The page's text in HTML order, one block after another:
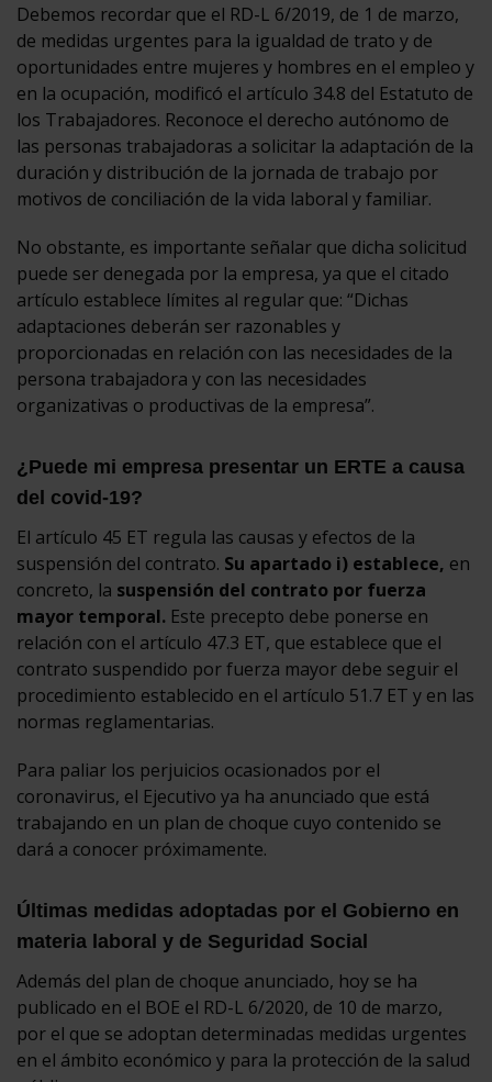
Debemos recordar que el RD-L 6/2019, de 1 de marzo,
de medidas urgentes para la igualdad de trato y de
oportunidades entre mujeres y hombres en el empleo y
en la ocupación, modificó el artículo 34.8 del Estatuto de
los Trabajadores. Reconoce el derecho autónomo de
las personas trabajadoras a solicitar la adaptación de la
duración y distribución de la jornada de trabajo por
motivos de conciliación de la vida laboral y familiar.
No obstante, es importante señalar que dicha solicitud
puede ser denegada por la empresa, ya que el citado
artículo establece límites al regular que: “Dichas
adaptaciones deberán ser razonables y
proporcionadas en relación con las necesidades de la
persona trabajadora y con las necesidades
organizativas o productivas de la empresa”.
¿Puede mi empresa presentar un ERTE a causa
del covid-19?
El artículo 45 ET regula las causas y efectos de la
suspensión del contrato. Su apartado i) establece, en
concreto, la suspensión del contrato por fuerza
mayor temporal. Este precepto debe ponerse en
relación con el artículo 47.3 ET, que establece que el
contrato suspendido por fuerza mayor debe seguir el
procedimiento establecido en el artículo 51.7 ET y en las
normas reglamentarias.
Para paliar los perjuicios ocasionados por el
coronavirus, el Ejecutivo ya ha anunciado que está
trabajando en un plan de choque cuyo contenido se
dará a conocer próximamente.
Últimas medidas adoptadas por el Gobierno en
materia laboral y de Seguridad Social
Además del plan de choque anunciado, hoy se ha
publicado en el BOE el RD-L 6/2020, de 10 de marzo,
por el que se adoptan determinadas medidas urgentes
en el ámbito económico y para la protección de la salud